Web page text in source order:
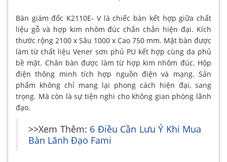
Bàn giám đốc K2110E- V là chiếc bàn kết hợp giữa chất
liệu gỗ và hợp kim nhôm đúc chắn chắn hiện đại. Kích
thước rộng 2100 x Sâu 1000 x Cao 750 mm. Mặt bàn được
làm từ chất liệu Vener sơn phủ PU kết hợp cùng da phủ
bề mặt. Chân bàn được làm từ hợp kim nhôm đúc. Hộp
điện thông minh tích hợp nguồn điện và mạng. Sản
phẩm không chỉ mang lại phong cách hiện đại, sang
trọng. Mà còn là sự tiện nghi cho không gian phòng lãnh
đạo.
>>Xem Thêm: 6 Điều Cần Lưu Ý Khi Mua
Bàn Lãnh Đạo Fami